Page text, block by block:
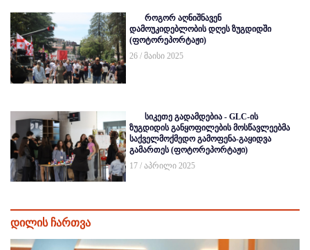
როგორ აღნიშნავენ
დამოუკიდებლობის დღეს ზუგდიდში
(ფოტორეპორტაჟი)
26 / მაისი 2025
სიკეთე გადამდებია - GLC-ის
ზუგდიდის განყოფილების მოსწავლეებმა
საქველმოქმედო გამოფენა-გაყიდვა
გამართეს (ფოტორეპორტაჟი)
17 / აპრილი 2025
დილის ჩართვა